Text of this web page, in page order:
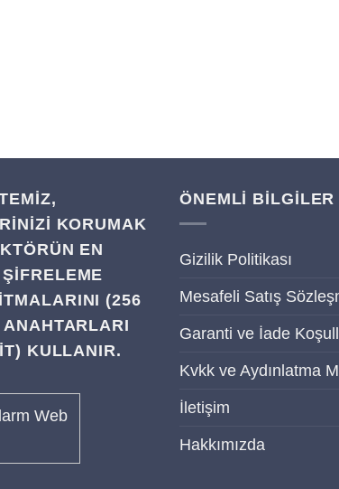
KORUMAK
EN
(256
KULLANIR.
ÖNEMLİ BİLGİLER
Gizilik Politikası
Mesafeli Satış
Garanti ve İade
Kvkk ve Aydınlatma
İletişim
Hakkımızda